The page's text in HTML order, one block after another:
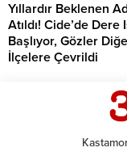
Yıllardır Beklenen
Atıldı! Cide’de Dere
Başlıyor, Gözler
İlçelere Çevrildi